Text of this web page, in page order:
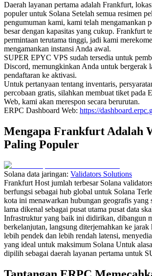
Daerah layanan pertama adalah Frankfurt,
populer untuk Solana Setelah semua resimen
pengumuman kami, kami telah mengamankan
besar dengan kapasitas yang cukup. Frankfurt
permintaan terutama tinggi, jadi kami
mengamankan instansi Anda awal.
SUPER EPYC VPS sudah tersedia untuk
Discord, memungkinkan Anda untuk bergerak
pendaftaran ke aktivasi.
Untuk pertanyaan tentang inventaris,
percobaan gratis, silahkan membuat tiket pada
Web, kami akan merespon secara berurutan.
ERPC Dashboard Web: https://
Mengapa Frankfurt Adalah
Paling Populer
Solana data jaringan: Validators Solutions
Frankfurt Host jumlah terbesar Solana
berfungsi sebagai hub global untuk Solana
kota ini menawarkan hubungan geografis yang
lama dikenal sebagai pusat utama pusat data
Infrastruktur yang baik ini didirikan, dibangun
berkelanjutan, langsung diterjemahkan ke
lebih pendek dan lebih rendah latensi,
yang ideal untuk maksimum Solana Untuk
dipilih sebagai daerah layanan pertama untuk